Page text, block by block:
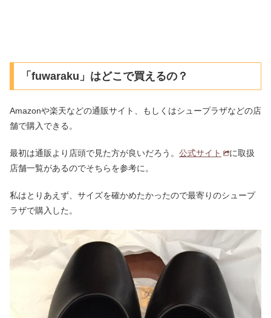
「fuwaraku」はどこで買えるの？
Amazonや楽天などの通販サイト、もしくはシュープラザなどの店
舗で購入できる。
最初は通販より店頭で見た方が良いだろう。 公式サイト
に取扱
店舗一覧があるのでそちらを参考に。
私はとりあえず、サイズを確かめたかったので最寄りのシュープ
ラザで購入した。